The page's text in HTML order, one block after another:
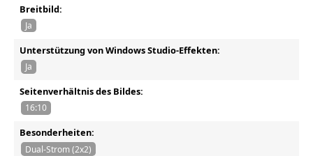
Breitbild:
Ja
Unterstützung von Windows Studio-Effekten:
Ja
Seitenverhältnis des Bildes:
16:10
Besonderheiten:
Dual-Strom (2x2)